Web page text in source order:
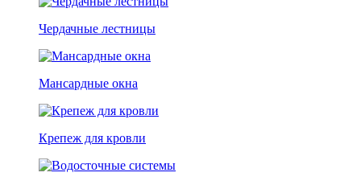
Чердачные лестницы
Мансардные окна
Крепеж для кровли